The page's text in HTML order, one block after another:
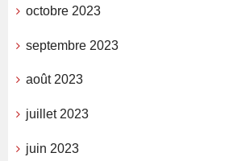
octobre 2023
septembre 2023
août 2023
juillet 2023
juin 2023